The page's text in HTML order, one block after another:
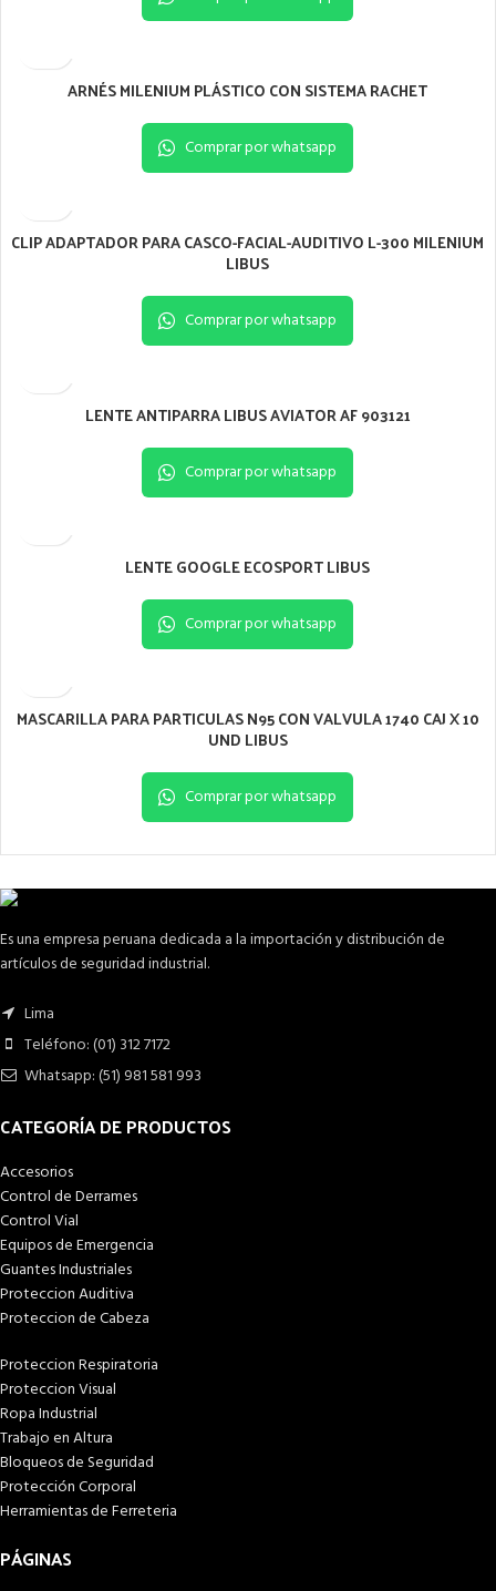
ARNÉS MILENIUM PLÁSTICO CON SISTEMA RACHET
Comprar por whatsapp
CLIP ADAPTADOR PARA CASCO-FACIAL-AUDITIVO L-300 MILENIUM
LIBUS
Comprar por whatsapp
LENTE ANTIPARRA LIBUS AVIATOR AF 903121
Comprar por whatsapp
LENTE GOOGLE ECOSPORT LIBUS
Comprar por whatsapp
MASCARILLA PARA PARTICULAS N95 CON VALVULA 1740 CAJ X 10
UND LIBUS
Comprar por whatsapp
Es una empresa peruana dedicada a la importación y distribución de
artículos de seguridad industrial.
Lima
Teléfono: (01) 312 7172
Whatsapp: (51) 981 581 993
CATEGORÍA DE PRODUCTOS
Accesorios
Control de Derrames
Control Vial
Equipos de Emergencia
Guantes Industriales
Proteccion Auditiva
Proteccion de Cabeza
Proteccion Respiratoria
Proteccion Visual
Ropa Industrial
Trabajo en Altura
Bloqueos de Seguridad
Protección Corporal
Herramientas de Ferreteria
PÁGINAS